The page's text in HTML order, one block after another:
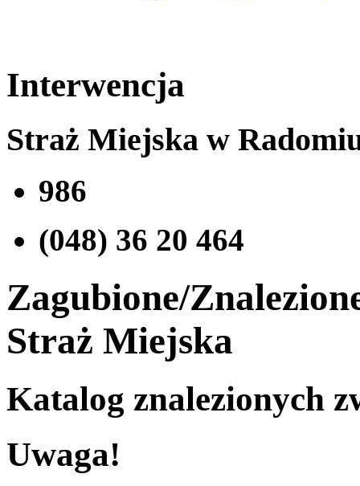
Interwencja
Straż Miejska w
986
(048) 36 20 464
Zagubione/
Straż Miejska
Katalog znalezionych
Uwaga!